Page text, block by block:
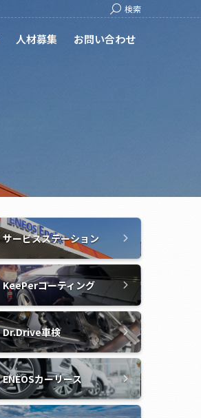
Search:
検索
人材募集 お問い合わせ
サービスステーション
KeePerコーティング
Dr.Drive車検
ENEOSカーリース